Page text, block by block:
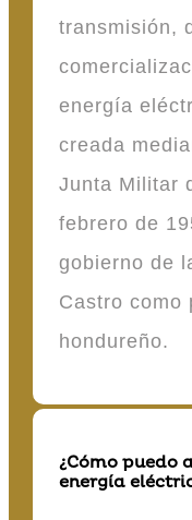
transmisión,
energía
creada
Junta Militar
febrero de
gobierno de
Castro como
hondureño.
¿Cómo puedo
energía